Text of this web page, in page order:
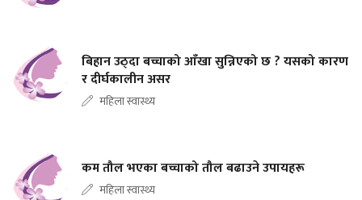
बिहान उठ्दा बच्चाको आँखा सुन्निएको छ ? यसको कारण
र दीर्घकालीन असर
महिला स्वास्थ्य
कम तौल भएका बच्चाको तौल बढाउने उपायहरू
महिला स्वास्थ्य